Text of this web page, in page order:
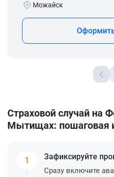
Можайск
Страховой случай на
Мытищах: пошаговая
1 Зафиксируйте
Сразу включите